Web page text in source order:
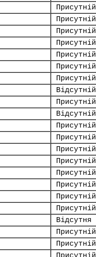
Присутній
Присутній
Присутній
Присутній
Присутній
Присутній
Присутній
Відсутній
Присутній
Відсутній
Присутній
Присутній
Присутній
Присутній
Присутній
Присутній
Присутній
Присутній
Відсутня
Присутній
Присутній